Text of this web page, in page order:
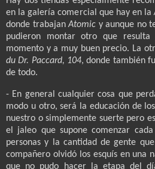
en la galería comercial que hay en la
donde trabajanAtomic y aunque no
pudieron montar otro que
momento y a muy buen precio. La
du Dr. Paccard, 104, donde también
de todo.
- En general cualquier cosa que
modo u otro, será la educación de
nuestro o simplemente suerte pero
el jaleo que supone comenzar
personas y la cantidad de gente
compañero olvidó los esquís en una
que no pudo hacer la etapa del